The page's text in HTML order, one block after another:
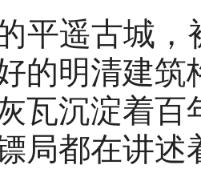
遥古城，
的明清建
瓦沉淀着
局都在讲